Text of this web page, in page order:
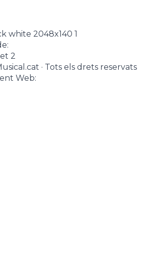
· Tots els drets reservats
Web: